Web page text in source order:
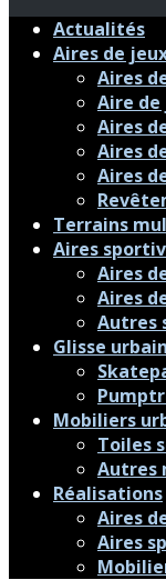
Actualités
Aires de
Aires
Aire
Aires
Aires
Aires
Terrains
Aires
Aires
Aires
Autres
Glisse
Mobiliers
Toiles
Autres
Réalisations
Aires
Aires